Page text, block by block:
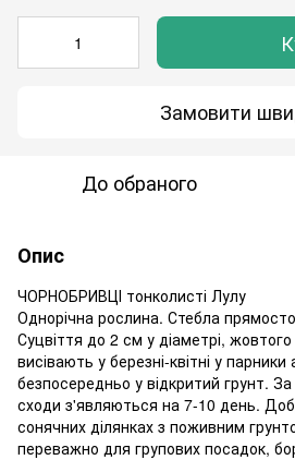
Замовити
До обраного
Опис
ЧОРНОБРИВЦІ тонколисті Лулу
Однорічна рослина. Стебла
Суцвіття до 2 см у діаметрі,
висівають у березні-квітні у парники
безпосередньо у відкритий грунт.
сходи з'являються на 7-10 день.
сонячних ділянках з поживним
переважно для групових посадок,